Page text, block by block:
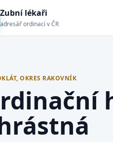
Zubní lékaři
adresář ordinací v ČR
OKRES RAKOVNÍK